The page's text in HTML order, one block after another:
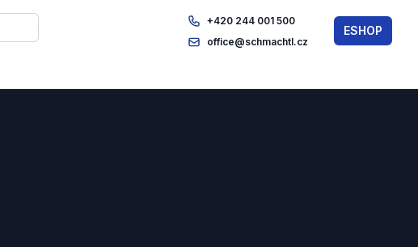
+420 244 001 500
office@schmachtl.cz
ESHOP